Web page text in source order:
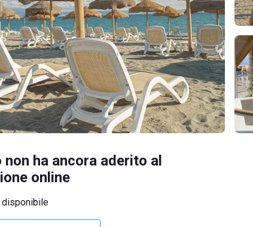
ha ancora aderito al
online
disponibile